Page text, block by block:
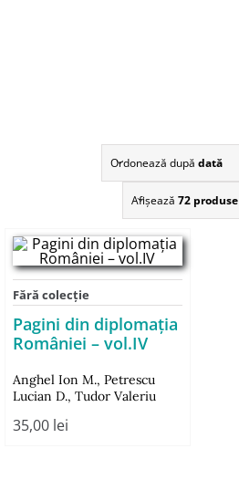
Ordonează după dată
Afişează 72 produse
Fără colecție
Pagini din diplomaţia
României – vol.IV
Anghel Ion M.,Petrescu
Lucian D.,Tudor Valeriu
35,00 lei